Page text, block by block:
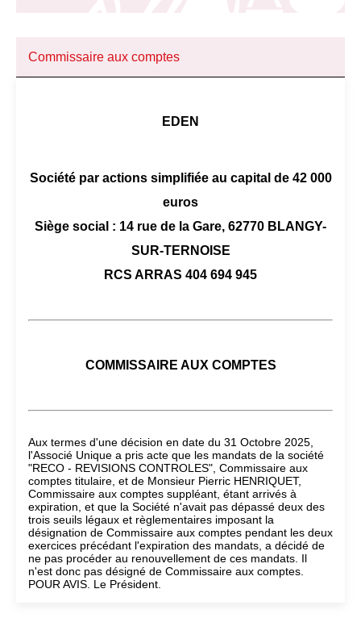
Commissaire aux comptes
EDEN
Société par actions simplifiée au capital de 42 000
euros
Siège social : 14 rue de la Gare, 62770 BLANGY-
SUR-TERNOISE
RCS ARRAS 404 694 945
COMMISSAIRE AUX COMPTES
Aux termes d'une décision en date du 31 Octobre 2025,
l'Associé Unique a pris acte que les mandats de la société
"RECO - REVISIONS CONTROLES", Commissaire aux
comptes titulaire, et de Monsieur Pierric HENRIQUET,
Commissaire aux comptes suppléant, étant arrivés à
expiration, et que la Société n'avait pas dépassé deux des
trois seuils légaux et règlementaires imposant la
désignation de Commissaire aux comptes pendant les deux
exercices précédant l'expiration des mandats, a décidé de
ne pas procéder au renouvellement de ces mandats. Il
n'est donc pas désigné de Commissaire aux comptes.
POUR AVIS. Le Président.